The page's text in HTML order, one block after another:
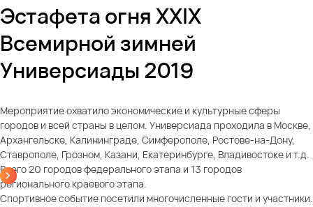
Эстафета огня XXIX
Всемирной зимней
Универсиады 2019
Мероприятие охватило экономические и культурные сферы
городов и всей страны в целом. Универсиада проходила в Москве,
Архангельске, Калининграде, Симферополе, Ростове-на-Дону,
Ставрополе, Грозном, Казани, Екатеринбурге, Владивостоке и т.д.
Всего 20 городов федерального этапа и 13 городов
регионального краевого этапа.
Спортивное событие посетили многочисленные гости и участники.